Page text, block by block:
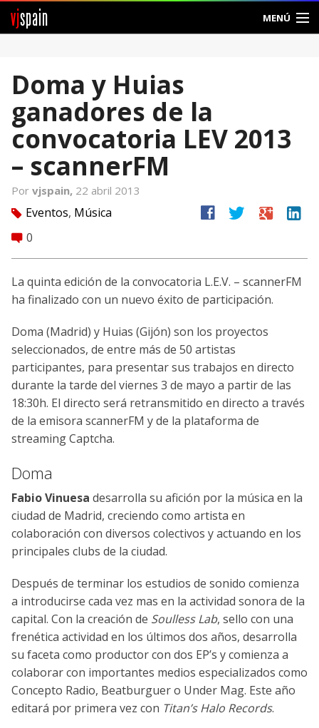
vjspain MENÚ
Foros
Noticias
Ayuda
Contacto
Entrar
Crear Cuenta
Doma y Huias
ganadores de la
convocatoria LEV 2013
– scannerFM
Por vjspain, 22 abril 2013
tag Eventos, Música
comment 0
facebook twitter google linkedin
La quinta edición de la convocatoria L.E.V. – scannerFM
ha finalizado con un nuevo éxito de participación.
Doma (Madrid) y Huias (Gijón) son los proyectos
seleccionados, de entre más de 50 artistas
participantes, para presentar sus trabajos en directo
durante la tarde del viernes 3 de mayo a partir de las
18:30h. El directo será retransmitido en directo a través
de la emisora scannerFM y de la plataforma de
streaming Captcha.
Doma
Fabio Vinuesa desarrolla su afición por la música en la
ciudad de Madrid, creciendo como artista en
colaboración con diversos colectivos y actuando en los
principales clubs de la ciudad.
Después de terminar los estudios de sonido comienza
a introducirse cada vez mas en la actividad sonora de la
capital. Con la creación de Soulless Lab, sello con una
frenética actividad en los últimos dos años, desarrolla
su faceta como productor con dos EP’s y comienza a
colaborar con importantes medios especializados como
Concepto Radio, Beatburguer o Under Mag. Este año
editará por primera vez con Titan’s Halo Records.